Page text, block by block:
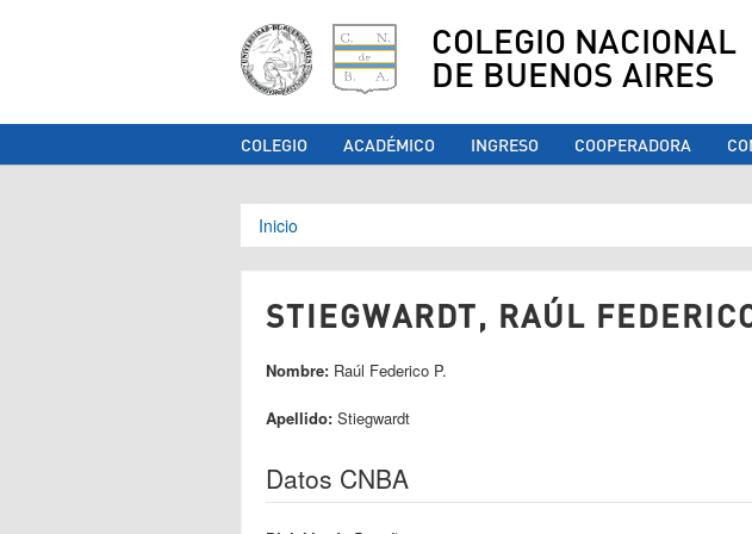
COLEGIO NACIONAL
DE BUENOS AIRES
COLEGIO ACADÉMICO INGRESO COOPERADORA
Se encuentra usted aquí
Inicio
STIEGWARDT, RAÚL
Nombre: Raúl Federico P.
Apellido: Stiegwardt
Datos CNBA